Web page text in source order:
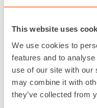
This website uses
We use cookies to
features and to
use of our site with our
may combine it with
they’ve collected from
Rentan kumppanin
etävalvonnassa
toimintavarma it-
etävalvottavilla
saa Rentalta